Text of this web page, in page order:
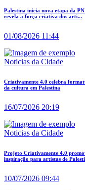
Palestina inicia nova etapa da
revela a força criativa dos arti...
01/08/2026 11:44
Noticias da Cidade
Criativamente 4.0 celebra
da cultura em Palestina
16/07/2026 20:19
Noticias da Cidade
Projeto Criativamente 4.0
inspiração para artistas de
10/07/2026 09:44